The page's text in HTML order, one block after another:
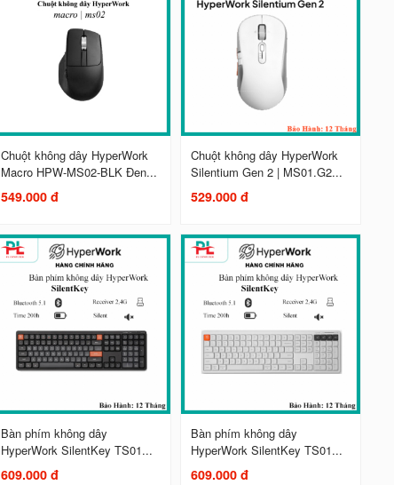
Chuột không dây HyperWork
Macro HPW-MS02-BLK Đen...
549.000 đ
Chuột không dây HyperWork
Silentium Gen 2 | MS01.G2...
529.000 đ
Bàn phím không dây
HyperWork SilentKey TS01...
609.000 đ
Bàn phím không dây
HyperWork SilentKey TS01...
609.000 đ